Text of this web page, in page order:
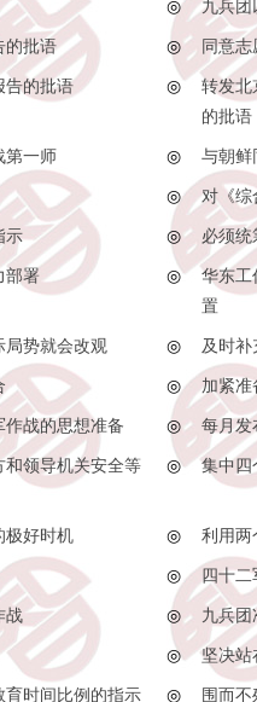
◎ 九兵团
的批语 ◎ 同意
告的批语 ◎
转发北
的批语
第一师 ◎ 与朝鲜
◎ 对《综
示 ◎ 必须统
部署 ◎
华东工
置
局势就会改观 ◎ 及时补
◎ 加紧准
战的思想准备 ◎ 每月发
领导机关安全等
◎ 集中四
极好时机 ◎ 利用两
◎ 四十二
战 ◎ 九兵团
◎ 坚决站
育时间比例的指示 ◎ 围而